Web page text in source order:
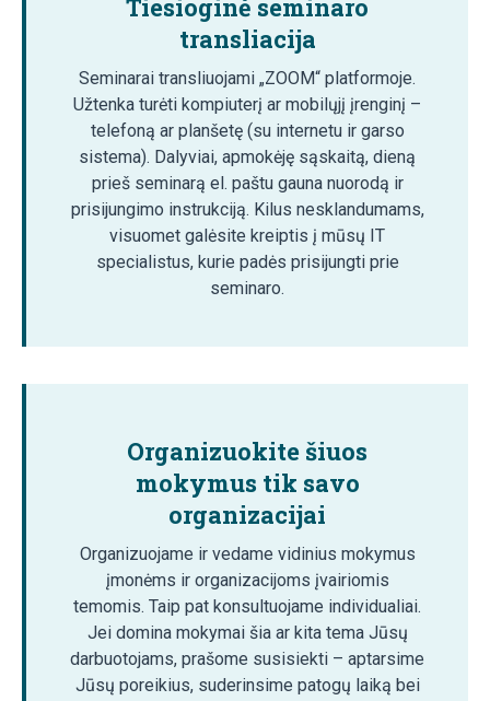
Tiesioginė seminaro
transliacija
Seminarai transliuojami „ZOOM“ platformoje.
Užtenka turėti kompiuterį ar mobilųjį įrenginį –
telefoną ar planšetę (su internetu ir garso
sistema). Dalyviai, apmokėję sąskaitą, dieną
prieš seminarą el. paštu gauna nuorodą ir
prisijungimo instrukciją. Kilus nesklandumams,
visuomet galėsite kreiptis į mūsų IT
specialistus, kurie padės prisijungti prie
seminaro.
Organizuokite šiuos
mokymus tik savo
organizacijai
Organizuojame ir vedame vidinius mokymus
įmonėms ir organizacijoms įvairiomis
temomis. Taip pat konsultuojame individualiai.
Jei domina mokymai šia ar kita tema Jūsų
darbuotojams, prašome susisiekti – aptarsime
Jūsų poreikius, suderinsime patogų laiką bei